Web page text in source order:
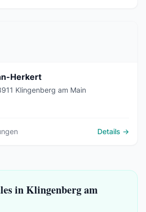
Herkert
Klingenberg am Main
Details →
in Klingenberg am